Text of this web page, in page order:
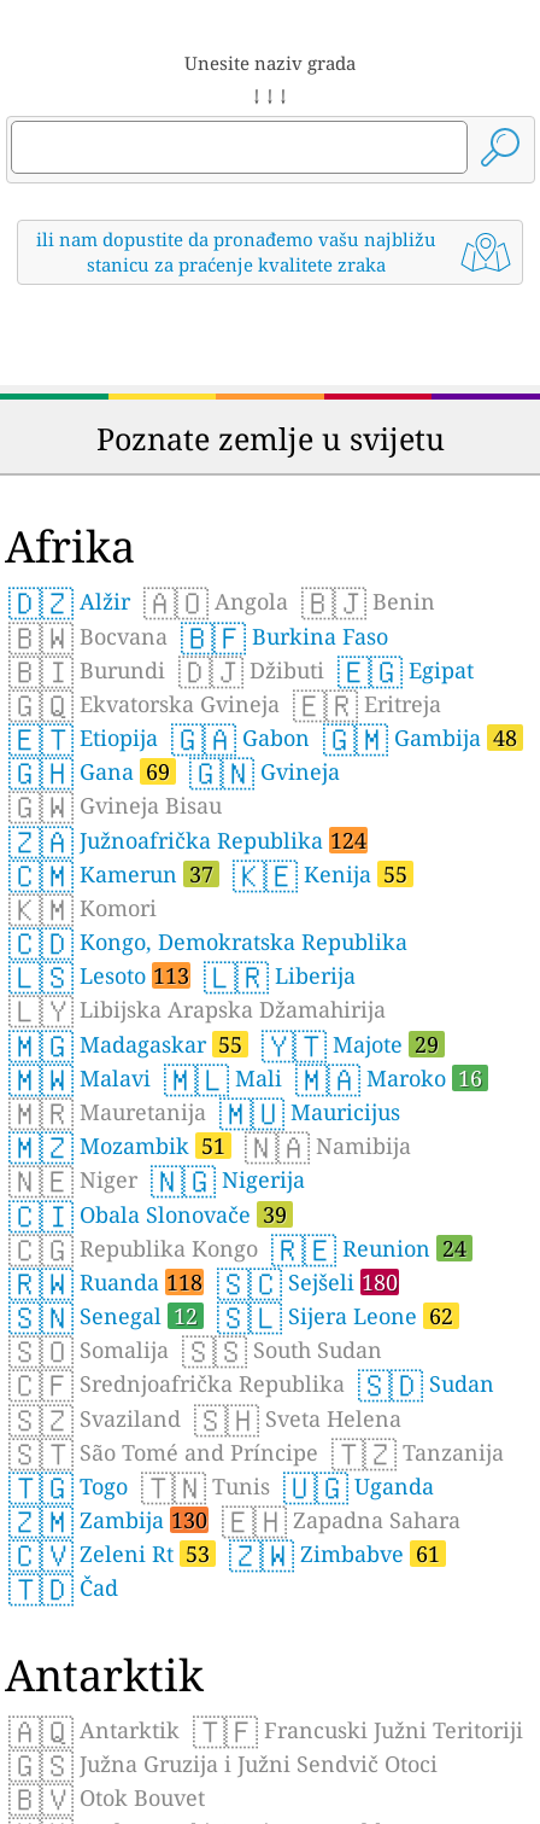
Unesite naziv grada
↓ ↓ ↓
ili nam dopustite da pronađemo vašu najbližu
stanicu za praćenje kvalitete zraka
Poznate zemlje u svijetu
Afrika
🇩🇿 Alžir 🇦🇴 Angola 🇧🇯 Benin
🇧🇼 Bocvana 🇧🇫 Burkina Faso
🇧🇮 Burundi 🇩🇯 Džibuti 🇪🇬 Egipat
🇬🇶 Ekvatorska Gvineja 🇪🇷 Eritreja
🇪🇹 Etiopija 🇬🇦 Gabon 🇬🇲 Gambija 48
🇬🇭 Gana 69 🇬🇳 Gvineja
🇬🇼 Gvineja Bisau
🇿🇦 Južnoafrička Republika 124
🇨🇲 Kamerun 37 🇰🇪 Kenija 55
🇰🇲 Komori
🇨🇩 Kongo, Demokratska Republika
🇱🇸 Lesoto 113 🇱🇷 Liberija
🇱🇾 Libijska Arapska Džamahirija
🇲🇬 Madagaskar 55 🇾🇹 Majote 29
🇲🇼 Malavi 🇲🇱 Mali 🇲🇦 Maroko 16
🇲🇷 Mauretanija 🇲🇺 Mauricijus
🇲🇿 Mozambik 51 🇳🇦 Namibija
🇳🇪 Niger 🇳🇬 Nigerija
🇨🇮 Obala Slonovače 39
🇨🇬 Republika Kongo 🇷🇪 Reunion 24
🇷🇼 Ruanda 118 🇸🇨 Sejšeli 180
🇸🇳 Senegal 12 🇸🇱 Sijera Leone 62
🇸🇴 Somalija 🇸🇸 South Sudan
🇨🇫 Srednjoafrička Republika 🇸🇩 Sudan
🇸🇿 Svaziland 🇸🇭 Sveta Helena
🇸🇹 São Tomé and Príncipe 🇹🇿 Tanzanija
🇹🇬 Togo 🇹🇳 Tunis 🇺🇬 Uganda
🇿🇲 Zambija 130 🇪🇭 Zapadna Sahara
🇨🇻 Zeleni Rt 53 🇿🇼 Zimbabve 61
🇹🇩 Čad
Antarktik
🇦🇶 Antarktik 🇹🇫 Francuski Južni Teritoriji
🇬🇸 Južna Gruzija i Južni Sendvič Otoci
🇧🇻 Otok Bouvet